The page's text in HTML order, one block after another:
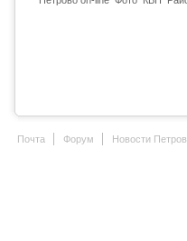
Почта Форум Новости